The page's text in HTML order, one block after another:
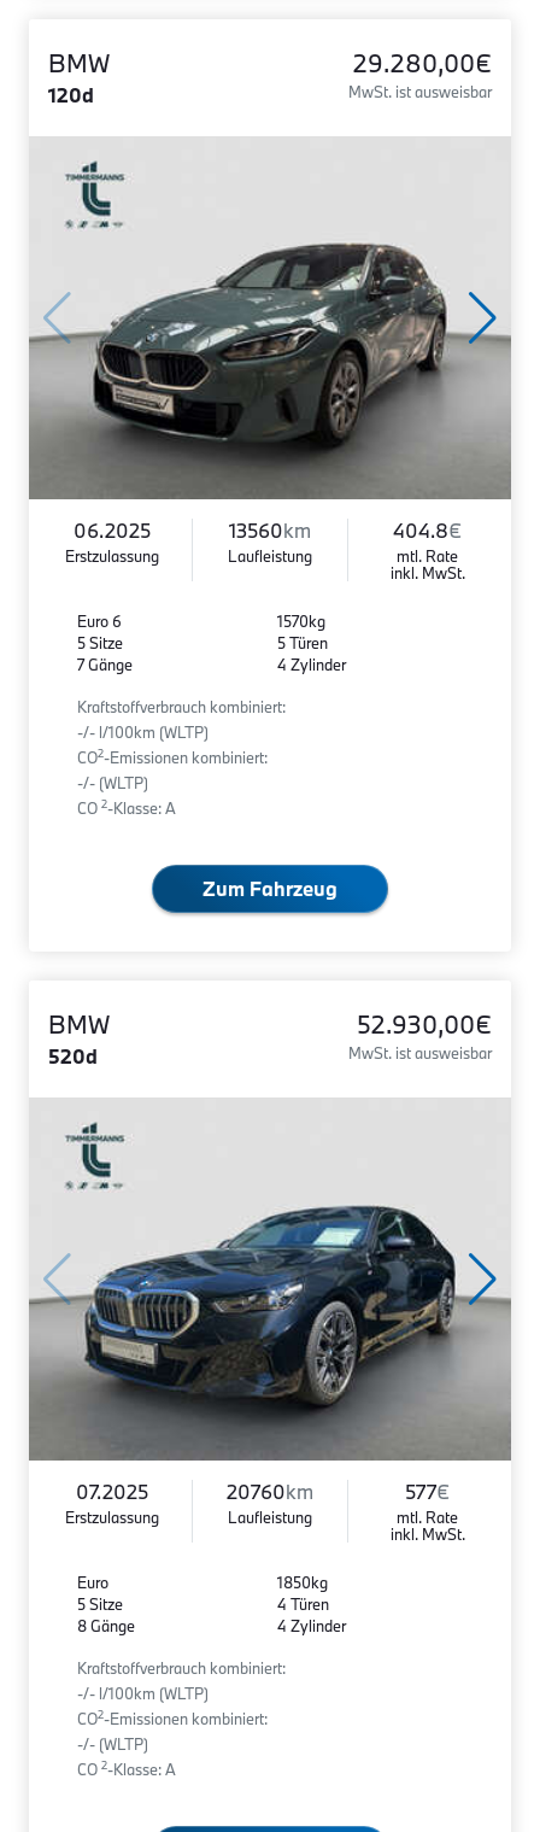
BMW
120d
29.280,00€
MwSt. ist ausweisbar
06.2025
Erstzulassung
13560km
Laufleistung
404.8€
mtl. Rate
inkl. MwSt.
Euro 6
5 Sitze
7 Gänge
1570kg
5 Türen
4 Zylinder
Kraftstoffverbrauch kombiniert:
-/- l/100km (WLTP)
CO2-Emissionen kombiniert:
-/- (WLTP)
CO 2-Klasse: A
Zum Fahrzeug
BMW
520d
52.930,00€
MwSt. ist ausweisbar
07.2025
Erstzulassung
20760km
Laufleistung
577€
mtl. Rate
inkl. MwSt.
Euro
5 Sitze
8 Gänge
1850kg
4 Türen
4 Zylinder
Kraftstoffverbrauch kombiniert:
-/- l/100km (WLTP)
CO2-Emissionen kombiniert:
-/- (WLTP)
CO 2-Klasse: A